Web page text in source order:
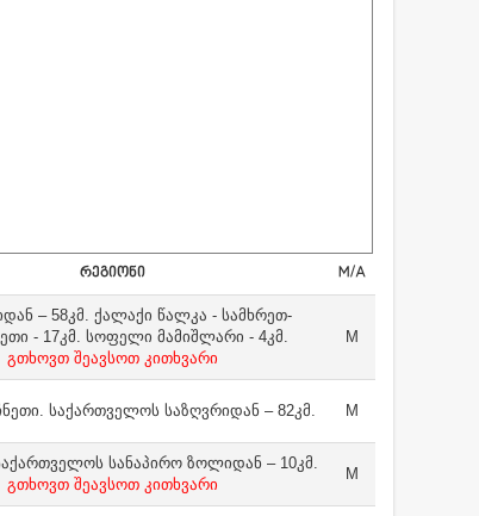
ᲠᲔᲒᲘᲝᲜᲘ M/A
– 58კმ. ქალაქი წალკა - სამხრეთ-
- 17კმ. სოფელი მამიშლარი - 4კმ.
გთხოვთ შეავსოთ კითხვარი
M
საქართველოს საზღვრიდან – 82კმ. M
სანაპირო ზოლიდან – 10კმ.
გთხოვთ შეავსოთ კითხვარი
M